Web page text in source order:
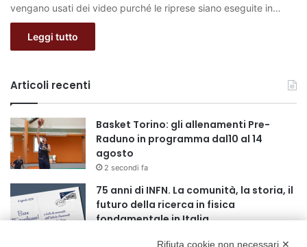
vengano usati dei video purché le riprese siano eseguite in…
Leggi tutto
Articoli recenti
Basket Torino: gli allenamenti Pre-
Raduno in programma dal10 al 14
agosto
2 secondi fa
75 anni di INFN. La comunità, la storia, il
futuro della ricerca in fisica
fondamentale in Italia
Rifiuta cookie non necessari ✕